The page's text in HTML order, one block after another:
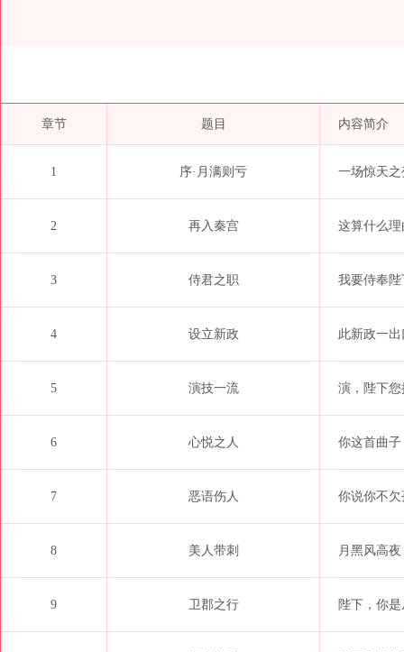
章节 题目 内容简介
1 序·月满则亏 一场惊天
2 再入秦宫 这算什么
3 侍君之职 我要侍奉
4 设立新政 此新政一
5 演技一流 演，陛下
6 心悦之人 你这首曲
7 恶语伤人 你说你不
8 美人带刺 月黑风高
9 卫郡之行 陛下，你